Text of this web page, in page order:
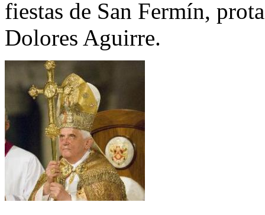
fiestas de San Fermín,
Dolores Aguirre.